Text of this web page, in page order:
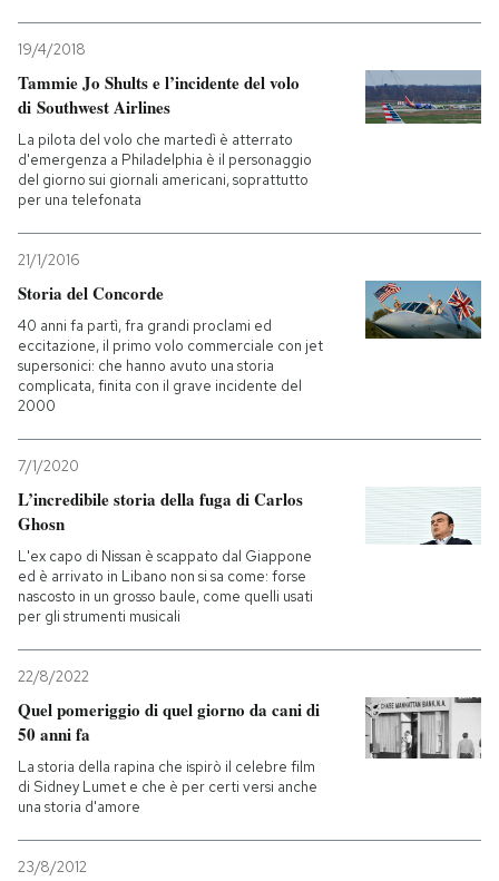
SHOP
AREA PERSONALE
19/4/2018
Tammie Jo Shults e l’incidente del volo
di Southwest Airlines
La pilota del volo che martedì è atterrato
d'emergenza a Philadelphia è il personaggio
del giorno sui giornali americani, soprattutto
per una telefonata
21/1/2016
Storia del Concorde
40 anni fa partì, fra grandi proclami ed
eccitazione, il primo volo commerciale con jet
supersonici: che hanno avuto una storia
complicata, finita con il grave incidente del
2000
7/1/2020
L’incredibile storia della fuga di Carlos
Ghosn
L'ex capo di Nissan è scappato dal Giappone
ed è arrivato in Libano non si sa come: forse
nascosto in un grosso baule, come quelli usati
per gli strumenti musicali
22/8/2022
Quel pomeriggio di quel giorno da cani di
50 anni fa
La storia della rapina che ispirò il celebre film
di Sidney Lumet e che è per certi versi anche
una storia d'amore
23/8/2012